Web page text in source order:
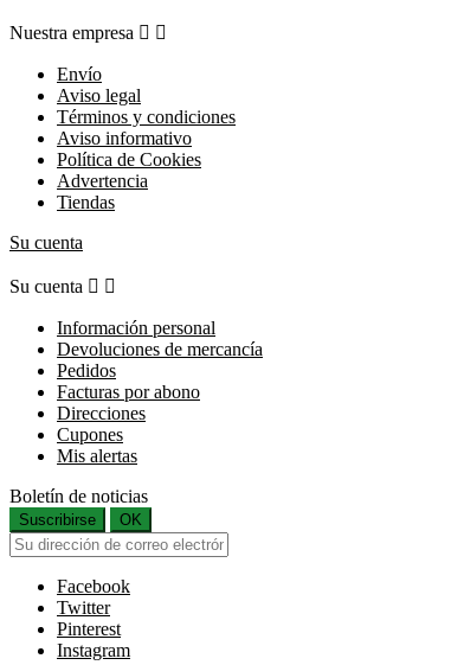
Nuestra empresa  
Envío
Aviso legal
Términos y condiciones
Aviso informativo
Política de Cookies
Advertencia
Tiendas
Su cuenta
Su cuenta  
Información personal
Devoluciones de mercancía
Pedidos
Facturas por abono
Direcciones
Cupones
Mis alertas
Boletín de noticias
Suscribirse OK
Facebook
Twitter
Pinterest
Instagram